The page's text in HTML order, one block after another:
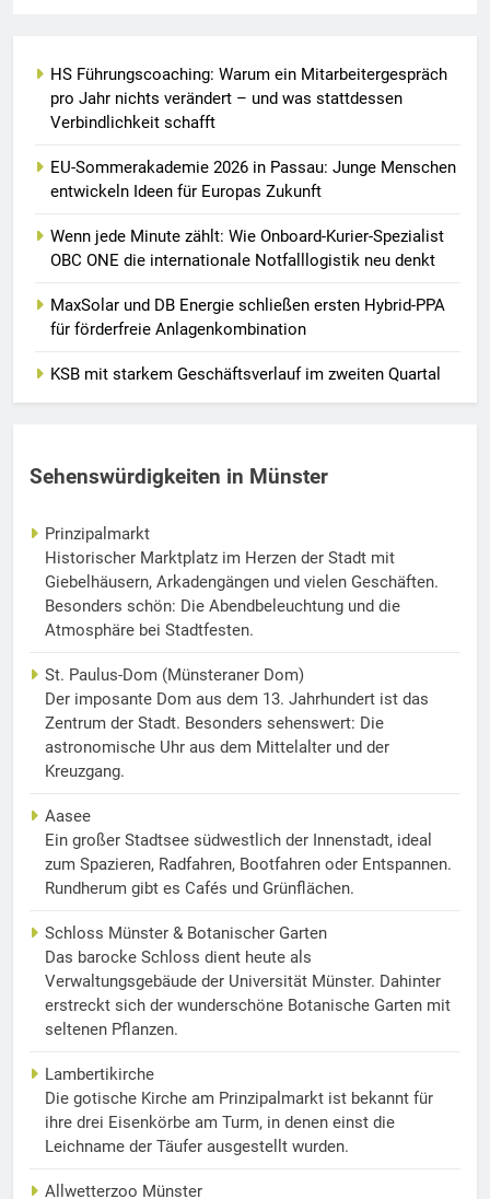
HS Führungscoaching: Warum ein Mitarbeitergespräch
pro Jahr nichts verändert – und was stattdessen
Verbindlichkeit schafft
EU-Sommerakademie 2026 in Passau: Junge Menschen
entwickeln Ideen für Europas Zukunft
Wenn jede Minute zählt: Wie Onboard-Kurier-Spezialist
OBC ONE die internationale Notfalllogistik neu denkt
MaxSolar und DB Energie schließen ersten Hybrid-PPA
für förderfreie Anlagenkombination
KSB mit starkem Geschäftsverlauf im zweiten Quartal
Sehenswürdigkeiten in Münster
Prinzipalmarkt
Historischer Marktplatz im Herzen der Stadt mit
Giebelhäusern, Arkadengängen und vielen Geschäften.
Besonders schön: Die Abendbeleuchtung und die
Atmosphäre bei Stadtfesten.
St. Paulus-Dom (Münsteraner Dom)
Der imposante Dom aus dem 13. Jahrhundert ist das
Zentrum der Stadt. Besonders sehenswert: Die
astronomische Uhr aus dem Mittelalter und der
Kreuzgang.
Aasee
Ein großer Stadtsee südwestlich der Innenstadt, ideal
zum Spazieren, Radfahren, Bootfahren oder Entspannen.
Rundherum gibt es Cafés und Grünflächen.
Schloss Münster & Botanischer Garten
Das barocke Schloss dient heute als
Verwaltungsgebäude der Universität Münster. Dahinter
erstreckt sich der wunderschöne Botanische Garten mit
seltenen Pflanzen.
Lambertikirche
Die gotische Kirche am Prinzipalmarkt ist bekannt für
ihre drei Eisenkörbe am Turm, in denen einst die
Leichname der Täufer ausgestellt wurden.
Allwetterzoo Münster